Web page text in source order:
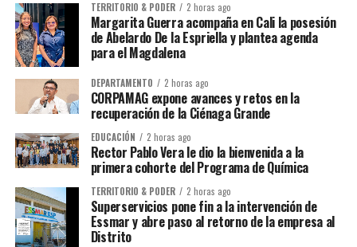
TERRITORIO & PODER 2 horas ago
Margarita Guerra acompaña en Cali la posesión
de Abelardo De la Espriella y plantea agenda
para el Magdalena
DEPARTAMENTO 2 horas ago
CORPAMAG expone avances y retos en la
recuperación de la Ciénaga Grande
EDUCACIÓN 2 horas ago
Rector Pablo Vera le dio la bienvenida a la
primera cohorte del Programa de Química
TERRITORIO & PODER 2 horas ago
Superservicios pone fin a la intervención de
Essmar y abre paso al retorno de la empresa al
Distrito